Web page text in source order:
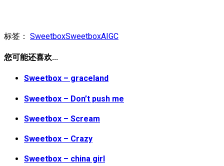
标签： SweetboxSweetboxAIGC
您可能还喜欢...
Sweetbox – graceland
Sweetbox – Don’t push me
Sweetbox – Scream
Sweetbox – Crazy
Sweetbox – china girl